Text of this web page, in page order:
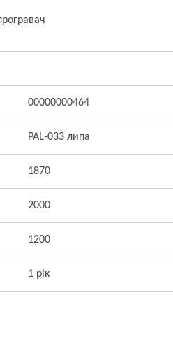
00000000464
PAL-033 липа
1870
2000
1200
1 рік